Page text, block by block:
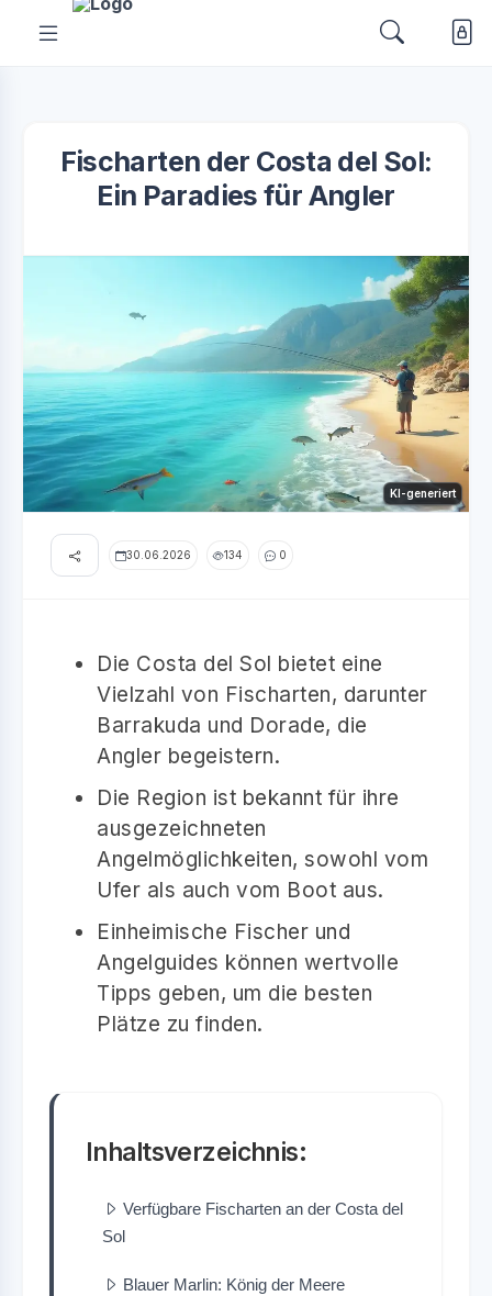
Fischarten der Costa del Sol:
Ein Paradies für Angler
KI-generiert
30.06.2026 134 0
Die Costa del Sol bietet eine
Vielzahl von Fischarten, darunter
Barrakuda und Dorade, die
Angler begeistern.
Die Region ist bekannt für ihre
ausgezeichneten
Angelmöglichkeiten, sowohl vom
Ufer als auch vom Boot aus.
Einheimische Fischer und
Angelguides können wertvolle
Tipps geben, um die besten
Plätze zu finden.
Inhaltsverzeichnis:
Verfügbare Fischarten an der Costa del
Sol
Blauer Marlin: König der Meere